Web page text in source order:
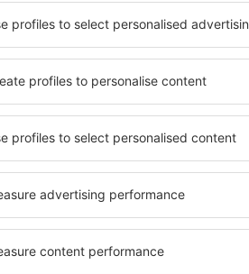
vielfältige Unterkunftsbasis,
findet, die seinen
ein Hotel mit hohem
oder wählen Hotels aus, die
Unterkünfte garantieren?
Unterkunft für jede
günstige Lage und den
für die
einer kostenlosen
Raben Steinfeld befinden
Sehenswürdigkeiten als
einen längeren Aufenthalt
zu anderen Orten. Wählen
Sie sich noch heute auf